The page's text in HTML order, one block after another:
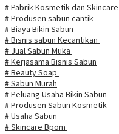
# Pabrik Kosmetik dan Skincare
# Produsen sabun cantik
# Biaya Bikin Sabun
# Bisnis sabun Kecantikan
# Jual Sabun Muka
# Kerjasama Bisnis Sabun
# Beauty Soap
# Sabun Murah
# Peluang Usaha Bikin Sabun
# Produsen Sabun Kosmetik
# Usaha Sabun
# Skincare Bpom